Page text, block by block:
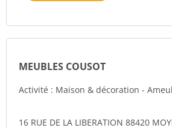
MEUBLES COUSOT
Activité : Maison & décoration -
16 RUE DE LA LIBERATION 88420